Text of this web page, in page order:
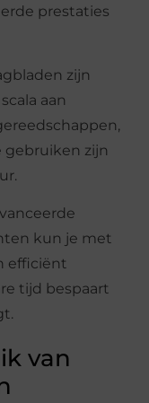
prestaties
zijn
aan
gebruiken zijn
kun je met
efficiënt
tijd bespaart
van